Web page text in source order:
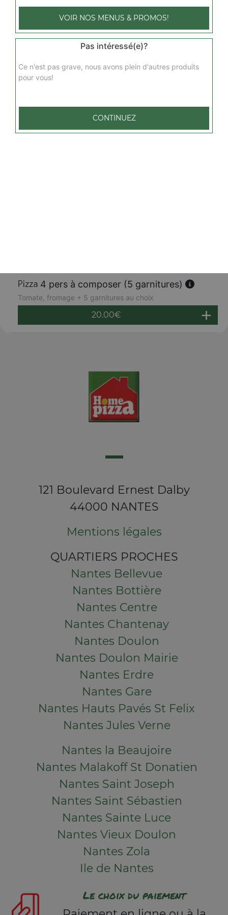
2 pers à composer (5 garnitures)
Tomate, fromage + 5 garnitures au choix
Tomate, fromage + 2 garnitures au choix
4 pers à composer (5 garnitures)
Tomate, fromage + 5 garnitures au choix
20.00€
121 Boulevard Ernest Dalby
44000 NANTES
Mentions légales
QUARTIERS PROCHES
Nantes Bellevue
Nantes Bottière
Nantes Centre
Nantes Chantenay
Nantes Doulon
Nantes Doulon Mairie
Nantes Erdre
Nantes Gare
Nantes Hauts Pavés St Felix
Nantes Jules Verne
Nantes la Beaujoire
Nantes Malakoff St Donatien
Nantes Saint Joseph
Nantes Saint Sébastien
Nantes Sainte Luce
Nantes Vieux Doulon
Nantes Zola
Ile de Nantes
Le choix du paiement
VOIR NOS MENUS & PROMOS!
Pas intéressé(e)?
Ce n'est pas grave, nous avons plein d'autres produits
pour vous!
CONTINUEZ